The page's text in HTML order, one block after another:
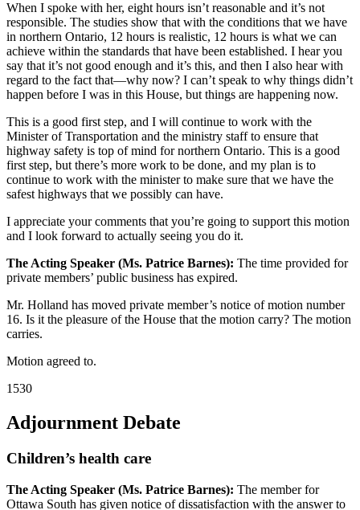
When I spoke with her, eight hours isn’t reasonable and it’s not
responsible. The studies show that with the conditions that we have
in northern Ontario, 12 hours is realistic, 12 hours is what we can
achieve within the standards that have been established. I hear you
say that it’s not good enough and it’s this, and then I also hear with
regard to the fact that—why now? I can’t speak to why things didn’t
happen before I was in this House, but things are happening now.
This is a good first step, and I will continue to work with the
Minister of Transportation and the ministry staff to ensure that
highway safety is top of mind for northern Ontario. This is a good
first step, but there’s more work to be done, and my plan is to
continue to work with the minister to make sure that we have the
safest highways that we possibly can have.
I appreciate your comments that you’re going to support this motion
and I look forward to actually seeing you do it.
The Acting Speaker (Ms. Patrice Barnes): The time provided for
private members’ public business has expired.
Mr. Holland has moved private member’s notice of motion number
16. Is it the pleasure of the House that the motion carry? The motion
carries.
Motion agreed to.
1530
Adjournment Debate
Children’s health care
The Acting Speaker (Ms. Patrice Barnes): The member for
Ottawa South has given notice of dissatisfaction with the answer to